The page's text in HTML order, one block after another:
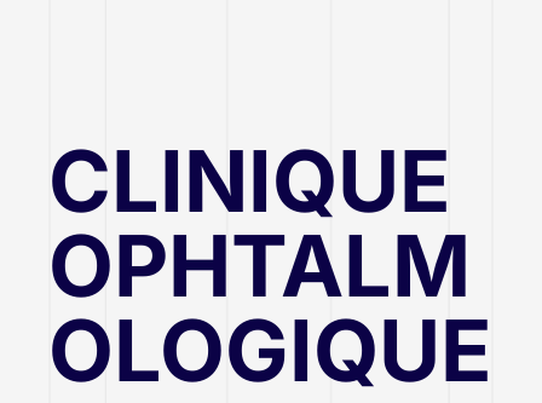
CLINIQUE
OPHTALM
OLOGIQUE